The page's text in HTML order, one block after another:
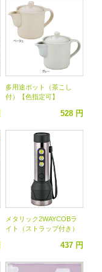
多用途ポット（茶こし
付）【色指定可】
528 円
メタリック2WAYCOBラ
イト（ストラップ付き）
437 円